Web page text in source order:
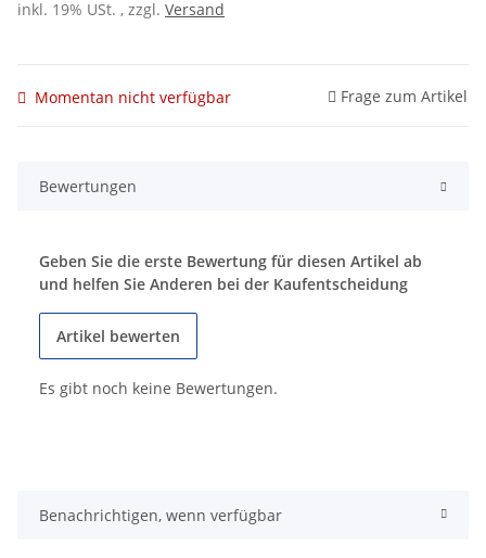
inkl. 19% USt. , zzgl. Versand
Momentan nicht verfügbar Frage zum Artikel
Bewertungen
Geben Sie die erste Bewertung für diesen Artikel ab
und helfen Sie Anderen bei der Kaufentscheidung
Artikel bewerten
Es gibt noch keine Bewertungen.
Benachrichtigen, wenn verfügbar